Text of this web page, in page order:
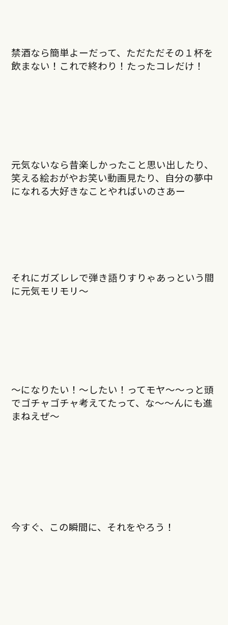
禁酒なら簡単よーだって、ただただその１杯を
飲まない！これで終わり！たったコレだけ！
元気ないなら昔楽しかったこと思い出したり、
笑える絵おがやお笑い動画見たり、自分の夢中
になれる大好きなことやればいのさあー
それにガズレレで弾き語りすりゃあっという間
に元気モリモリ〜
〜になりたい！〜したい！ってモヤ〜〜っと頭
でゴチャゴチャ考えてたって、な〜〜んにも進
まねえぜ〜
今すぐ、この瞬間に、それをやろう！